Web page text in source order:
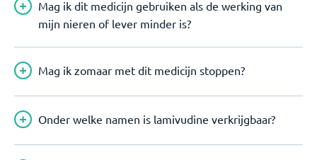
Mag ik dit medicijn gebruiken als de werking van
mijn nieren of lever minder is?
Mag ik zomaar met dit medicijn stoppen?
Onder welke namen is lamivudine verkrijgbaar?